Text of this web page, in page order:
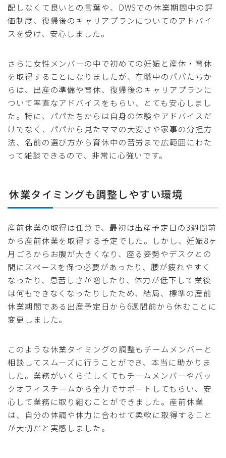
配しなくて良いとの言葉や、DWSでの休業期間中の評
価制度、復帰後のキャリアプランについてのアドバイ
スを受け、安心しました。
さらに女性メンバーの中で初めての妊娠と産休・育休
を取得することになりましたが、在職中のパパたちか
らは、出産の準備や育休、復帰後のキャリアプランに
ついて率直なアドバイスをもらい、とても安心しまし
た。特に、パパたちからは自身の体験やアドバイスだ
けでなく、パパから見たママの大変さや家事の分担方
法、名前の選び方から育休中の苦労まで広範囲にわた
って雑談できるので、非常に心強いです。
休業タイミングも調整しやすい環境
産前休業の取得は任意で、最初は出産予定日の3週間前
から産前休業を取得する予定でした。しかし、妊娠8ヶ
月ごろからお腹が大きくなり、座る姿勢やデスクとの
間にスペースを保つ必要があったり、腰が疲れやすく
なったり、息苦しさが増したり、体力が低下して業後
は何もできなくなったりしたため、結局、標準の産前
休業期間である出産予定日から6週間前から休むことに
変更しました。
このような休業タイミングの調整もチームメンバーと
相談してスムーズに行うことができ、本当に助かりま
した。業務がいくら忙しくてもチームメンバーやバッ
クオフィスチームから全力でサポートしてもらい、安
心して業務に取り組むことができました。産前休業
は、自分の体調や体力に合わせて柔軟に取得すること
が大切だと実感しました。